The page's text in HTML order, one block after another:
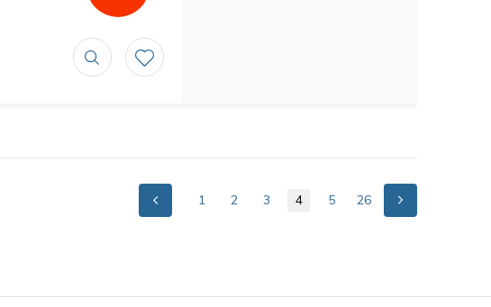
1 2 3 4 5 26